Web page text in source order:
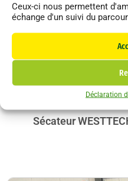
Ceux-ci nous permettent
échange d'un suivi du
Déclaration
Sécateur